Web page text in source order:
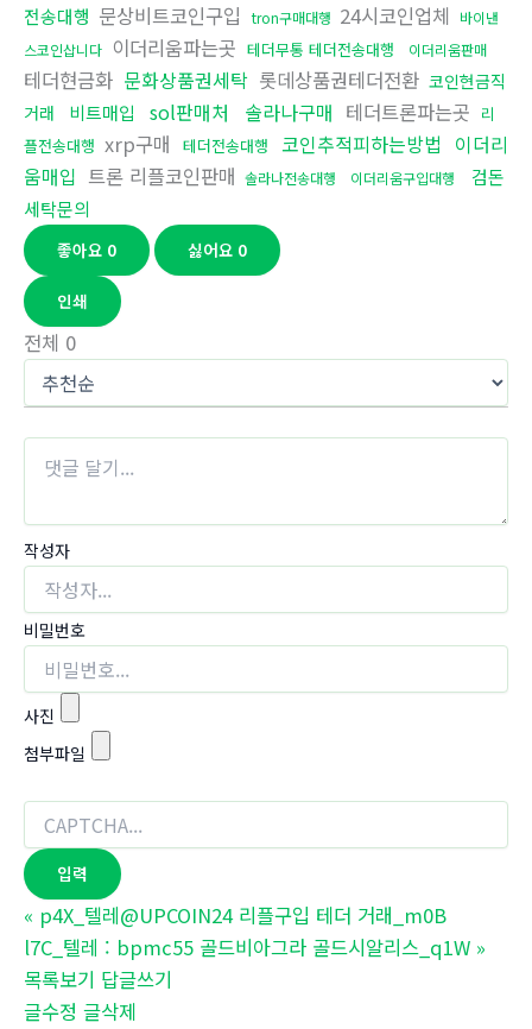
전송대행 문상비트코인구입 tron구매대행 24시코인업체
바이낸
스코인삽니다 이더리움파는곳 테더무통 테더전송대행 이더리움판매
테더현금화 문화상품권세탁 롯데상품권테더전환 코인현금직
거래
비트매입 sol판매처 솔라나구매 테더트론파는곳 리
플전송대행 xrp구매 테더전송대행 코인추적피하는방법 이더리
움매입 트론 리플코인판매 솔라나전송대행 이더리움구입대행
검돈
세탁문의
좋아요 0 싫어요 0
인쇄
전체 0
작성자
비밀번호
사진
첨부파일
« p4X_텔레@UPCOIN24 리플구입 테더 거래_m0B
l7C_텔레 : bpmc55 골드비아그라 골드시알리스_q1W »
목록보기 답글쓰기
글수정 글삭제